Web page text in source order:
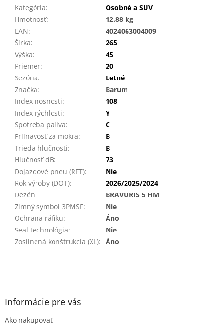
Kategória:
Osobné a SUV
Hmotnosť:
12.88 kg
EAN:
4024063004009
Šírka:
265
Výška:
45
Priemer:
20
Sezóna:
Letné
Značka:
Barum
Index nosnosti:
108
Index rýchlosti:
Y
Spotreba paliva:
C
Priľnavosť za mokra:
B
Trieda hlučnosti:
B
Hlučnosť dB:
73
Dojazdové pneu (RFT):
Nie
Rok výroby (DOT):
2026/2025/2024
Dezén:
BRAVURIS 5 HM
Zimný symbol 3PMSF:
Nie
Ochrana ráfiku:
Áno
Seal technológia:
Nie
Zosilnená konštrukcia (XL): Áno
Z
Informácie pre vás
Ako nakupovať